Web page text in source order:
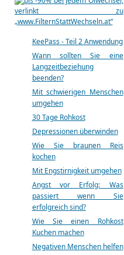
KeePass - Teil 2 Anwendung
Wann sollten Sie eine
Langzeitbeziehung
beenden?
Mit schwierigen Menschen
umgehen
30 Tage Rohkost
Depressionen überwinden
Wie Sie braunen Reis
kochen
Mit Engstirnigkeit umgehen
Angst vor Erfolg: Was
passiert wenn Sie
erfolgreich sind?
Wie Sie einen Rohkost
Kuchen machen
Negativen Menschen helfen